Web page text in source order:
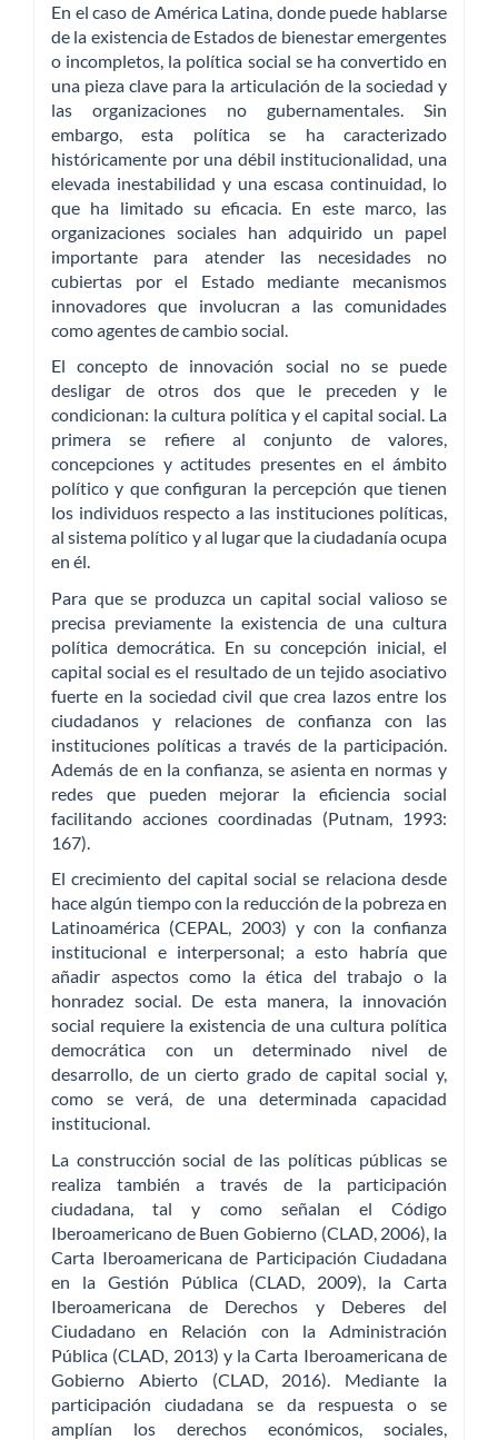
En el caso de América Latina, donde puede hablarse
de la existencia de Estados de bienestar emergentes
o incompletos, la política social se ha convertido en
una pieza clave para la articulación de la sociedad y
las organizaciones no gubernamentales. Sin
embargo, esta política se ha caracterizado
históricamente por una débil institucionalidad, una
elevada inestabilidad y una escasa continuidad, lo
que ha limitado su eficacia. En este marco, las
organizaciones sociales han adquirido un papel
importante para atender las necesidades no
cubiertas por el Estado mediante mecanismos
innovadores que involucran a las comunidades
como agentes de cambio social.
El concepto de innovación social no se puede
desligar de otros dos que le preceden y le
condicionan: la cultura política y el capital social. La
primera se refiere al conjunto de valores,
concepciones y actitudes presentes en el ámbito
político y que configuran la percepción que tienen
los individuos respecto a las instituciones políticas,
al sistema político y al lugar que la ciudadanía ocupa
en él.
Para que se produzca un capital social valioso se
precisa previamente la existencia de una cultura
política democrática. En su concepción inicial, el
capital social es el resultado de un tejido asociativo
fuerte en la sociedad civil que crea lazos entre los
ciudadanos y relaciones de confianza con las
instituciones políticas a través de la participación.
Además de en la confianza, se asienta en normas y
redes que pueden mejorar la eficiencia social
facilitando acciones coordinadas (Putnam, 1993:
167).
El crecimiento del capital social se relaciona desde
hace algún tiempo con la reducción de la pobreza en
Latinoamérica (CEPAL, 2003) y con la confianza
institucional e interpersonal; a esto habría que
añadir aspectos como la ética del trabajo o la
honradez social. De esta manera, la innovación
social requiere la existencia de una cultura política
democrática con un determinado nivel de
desarrollo, de un cierto grado de capital social y,
como se verá, de una determinada capacidad
institucional.
La construcción social de las políticas públicas se
realiza también a través de la participación
ciudadana, tal y como señalan el Código
Iberoamericano de Buen Gobierno (CLAD, 2006), la
Carta Iberoamericana de Participación Ciudadana
en la Gestión Pública (CLAD, 2009), la Carta
Iberoamericana de Derechos y Deberes del
Ciudadano en Relación con la Administración
Pública (CLAD, 2013) y la Carta Iberoamericana de
Gobierno Abierto (CLAD, 2016). Mediante la
participación ciudadana se da respuesta o se
amplían los derechos económicos, sociales,